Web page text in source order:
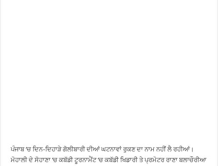
ਪੰਜਾਬ ‘ਚ ਦਿਨ-ਦਿਹਾੜੇ ਗੋਲੀਬਾਰੀ ਦੀਆਂ ਘਟਨਾਵਾਂ ਰੁਕਣ ਦਾ ਨਾਮ ਨਹੀਂ ਲੈ ਰਹੀਆਂ।
ਮੋਹਾਲੀ ਦੇ ਸੋਹਾਣਾ ‘ਚ ਕਬੱਡੀ ਟੂਰਨਾਮੈਂਟ ‘ਚ ਕਬੱਡੀ ਖਿਡਾਰੀ ਤੇ ਪ੍ਰਮੋਟਰ ਰਾਣਾ ਬਲਾਚੌਰੀਆ